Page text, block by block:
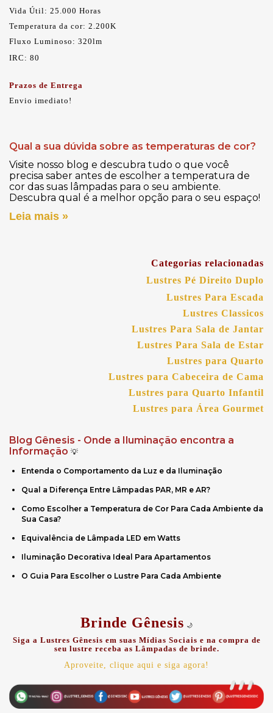
Vida Útil: 25.000 Horas
Temperatura da cor: 2.200K
Fluxo Luminoso: 320lm
IRC: 80
Prazos de Entrega
Envio imediato!
Qual a sua dúvida sobre as temperaturas de cor?
Visite nosso blog e descubra tudo o que você
precisa saber antes de escolher a temperatura de
cor das suas lâmpadas para o seu ambiente.
Descubra qual é a melhor opção para o seu espaço!
Leia mais »
Categorias relacionadas
Lustres Pé Direito Duplo
Lustres Para Escada
Lustres Classicos
Lustres Para Sala de Jantar
Lustres Para Sala de Estar
Lustres para Quarto
Lustres para Cabeceira de Cama
Lustres para Quarto Infantil
Lustres para Área Gourmet
Blog Gênesis - Onde a Iluminação encontra a
Informação 💡
Entenda o Comportamento da Luz e da Iluminação
Qual a Diferença Entre Lâmpadas PAR, MR e AR?
Como Escolher a Temperatura de Cor Para Cada Ambiente da
Sua Casa?
Equivalência de Lâmpada LED em Watts
Iluminação Decorativa Ideal Para Apartamentos
O Guia Para Escolher o Lustre Para Cada Ambiente
Brinde Gênesis 🌙
Siga a Lustres Gênesis em suas Mídias Sociais e na compra de
seu lustre receba as Lâmpadas de brinde.
Aproveite, clique aqui e siga agora!